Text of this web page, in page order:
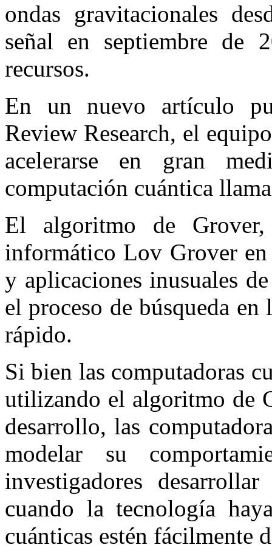
ondas gravitacionales
señal en septiembre de
recursos.
En un nuevo artículo
Review Research, el
acelerarse en gran
computación cuántica
El algoritmo de
informático Lov Grover en
y aplicaciones inusuales
el proceso de búsqueda en
rápido.
Si bien las computadoras
utilizando el algoritmo de
desarrollo, las
modelar su
investigadores
cuando la tecnología
cuánticas estén fácilmente